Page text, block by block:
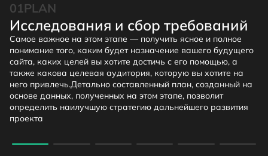
01PLAN
Исследования и сбор требований
Самое важное на этом этапе — получить ясное и полное
понимание того, каким будет назначение вашего будущего
сайта, каких целей вы хотите достичь с его помощью, а
также какова целевая аудитория, которую вы хотите на
него привлечь.Детально составленный план, созданный на
основе данных, полученных на этом этапе, позволит
определить наилучшую стратегию дальнейшего развития
проекта